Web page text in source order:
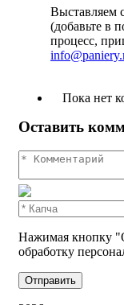
Выставляем
(добавьте в
процесс,
Пока нет
Оставить
Нажимая кнопку
обработку